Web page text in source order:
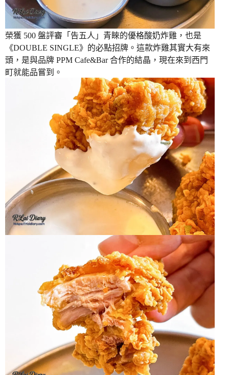
榮獲 500 盤評審「告五人」青睞的優格酸奶炸雞，也是
《DOUBLE SINGLE》的必點招牌。這款炸雞其實大有來
頭，是與品牌 PPM Cafe&Bar 合作的結晶，現在來到西門
町就能品嘗到。